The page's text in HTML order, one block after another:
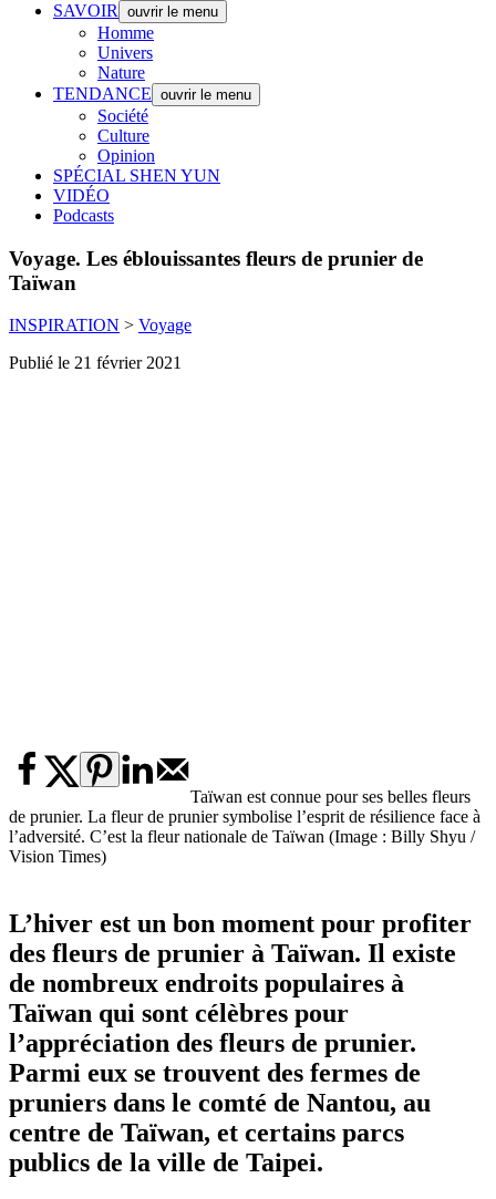
SAVOIR
ouvrir le menu
Homme
Univers
Nature
TENDANCE ouvrir le menu
Société
Culture
Opinion
SPÉCIAL SHEN YUN
VIDÉO
Podcasts
Voyage. Les éblouissantes fleurs de prunier de
Taïwan
INSPIRATION > Voyage
Publié le 21 février 2021
Taïwan est connue pour ses belles fleurs
de prunier. La fleur de prunier symbolise l’esprit de résilience face à
l’adversité. C’est la fleur nationale de Taïwan (Image : Billy Shyu /
Vision Times)
L’hiver est un bon moment pour profiter
des fleurs de prunier à Taïwan. Il existe
de nombreux endroits populaires à
Taïwan qui sont célèbres pour
l’appréciation des fleurs de prunier.
Parmi eux se trouvent des fermes de
pruniers dans le comté de Nantou, au
centre de Taïwan, et certains parcs
publics de la ville de Taipei.